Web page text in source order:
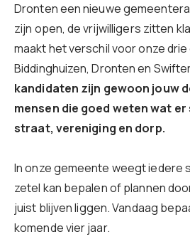
Dronten een nieuwe
zijn open, de vrijwilligers zitten
maakt het verschil voor onze
Biddinghuizen, Dronten en
kandidaten zijn gewoon jouw
mensen die goed weten wat
straat, vereniging en dorp.
In onze gemeente weegt iedere
zetel kan bepalen of plannen
juist blijven liggen. Vandaag
komende vier jaar.